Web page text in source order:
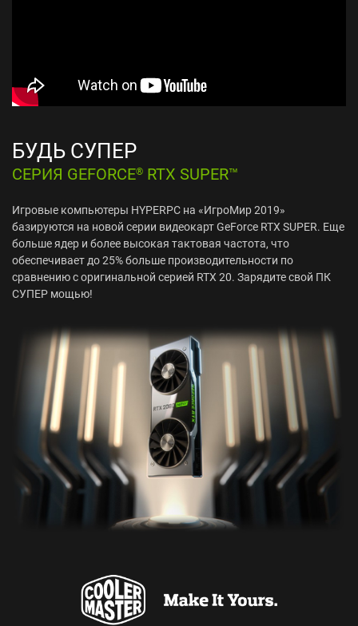
БУДЬ СУПЕР
СЕРИЯ GEFORCE® RTX SUPER™
Игровые компьютеры HYPERPC на «ИгроМир 2019»
базируются на новой серии видеокарт GeForce RTX SUPER. Еще
больше ядер и более высокая тактовая частота, что
обеспечивает до 25% больше производительности по
сравнению с оригинальной серией RTX 20. Зарядите свой ПК
СУПЕР мощью!